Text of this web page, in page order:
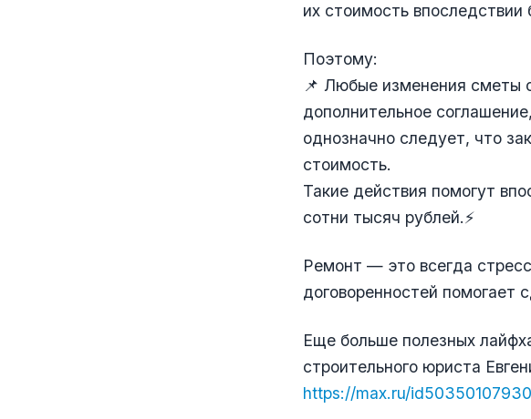
их стоимость
Поэтому:
📌 Любые изменения сметы
дополнительное
однозначно следует, что
стоимость.
Такие действия помогут
сотни тысяч рублей.⚡️
Ремонт — это всегда
договоренностей помогает
Еще больше полезных
строительного юриста
https://max.ru/